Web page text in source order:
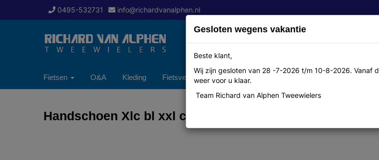
0495-532731 info@richardvanalphen.nl
Fietsen O&A Kleding Fietsverzekering Over ons
Handschoen Xlc bl xxl cgs09
Gesloten wegens vakantie
Beste klant,
Wij zijn gesloten van 28 -7-2026 t/m 10-8-2026. Vanaf
weer voor u klaar.
Team Richard van Alphen Tweewielers